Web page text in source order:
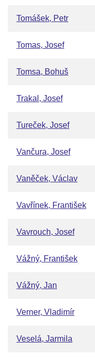
Tomášek, Petr
Tomas, Josef
Tomsa, Bohuš
Trakal, Josef
Tureček, Josef
Vančura, Josef
Vaněček, Václav
Vavřínek, František
Vavrouch, Josef
Vážný, František
Vážný, Jan
Verner, Vladimír
Veselá, Jarmila